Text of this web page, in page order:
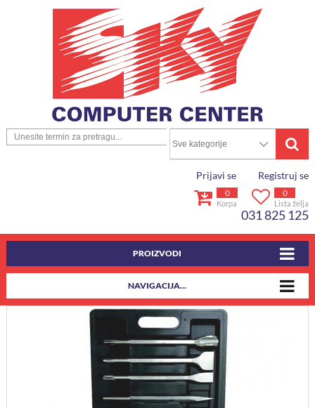
Prijavi se Registruj se
0
Lista želja
0
Korpa
031 825 125
PROIZVODI
NAVIGACIJA...